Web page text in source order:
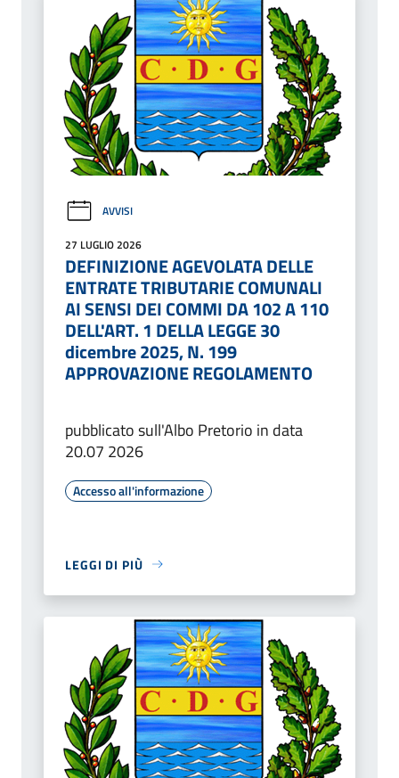
AVVISI
27 LUGLIO 2026
DEFINIZIONE AGEVOLATA DELLE
ENTRATE TRIBUTARIE COMUNALI
AI SENSI DEI COMMI DA 102 A 110
DELL'ART. 1 DELLA LEGGE 30
dicembre 2025, N. 199
APPROVAZIONE REGOLAMENTO
pubblicato sull'Albo Pretorio in data
20.07 2026
Accesso all'informazione
LEGGI DI PIÙ